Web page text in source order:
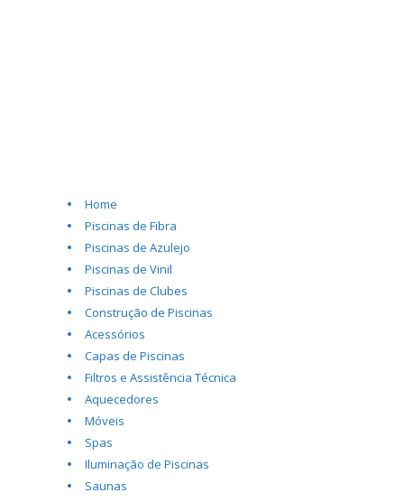
Home
Piscinas de Fibra
Piscinas de Azulejo
Piscinas de Vinil
Piscinas de Clubes
Construção de Piscinas
Acessórios
Capas de Piscinas
Filtros e Assistência Técnica
Aquecedores
Móveis
Spas
Iluminação de Piscinas
Saunas